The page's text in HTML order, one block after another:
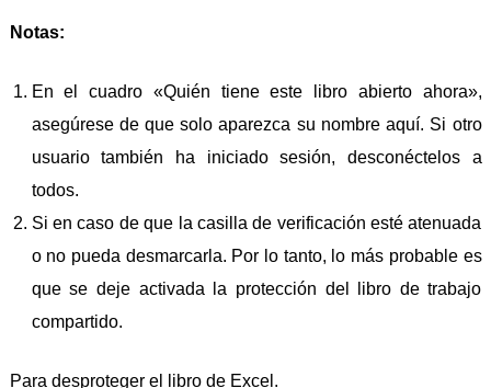
Notas:
En el cuadro «Quién tiene este libro abierto ahora»,
asegúrese de que solo aparezca su nombre aquí. Si otro
usuario también ha iniciado sesión, desconéctelos a
todos.
Si en caso de que la casilla de verificación esté atenuada
o no pueda desmarcarla. Por lo tanto, lo más probable es
que se deje activada la protección del libro de trabajo
compartido.
Para desproteger el libro de Excel.